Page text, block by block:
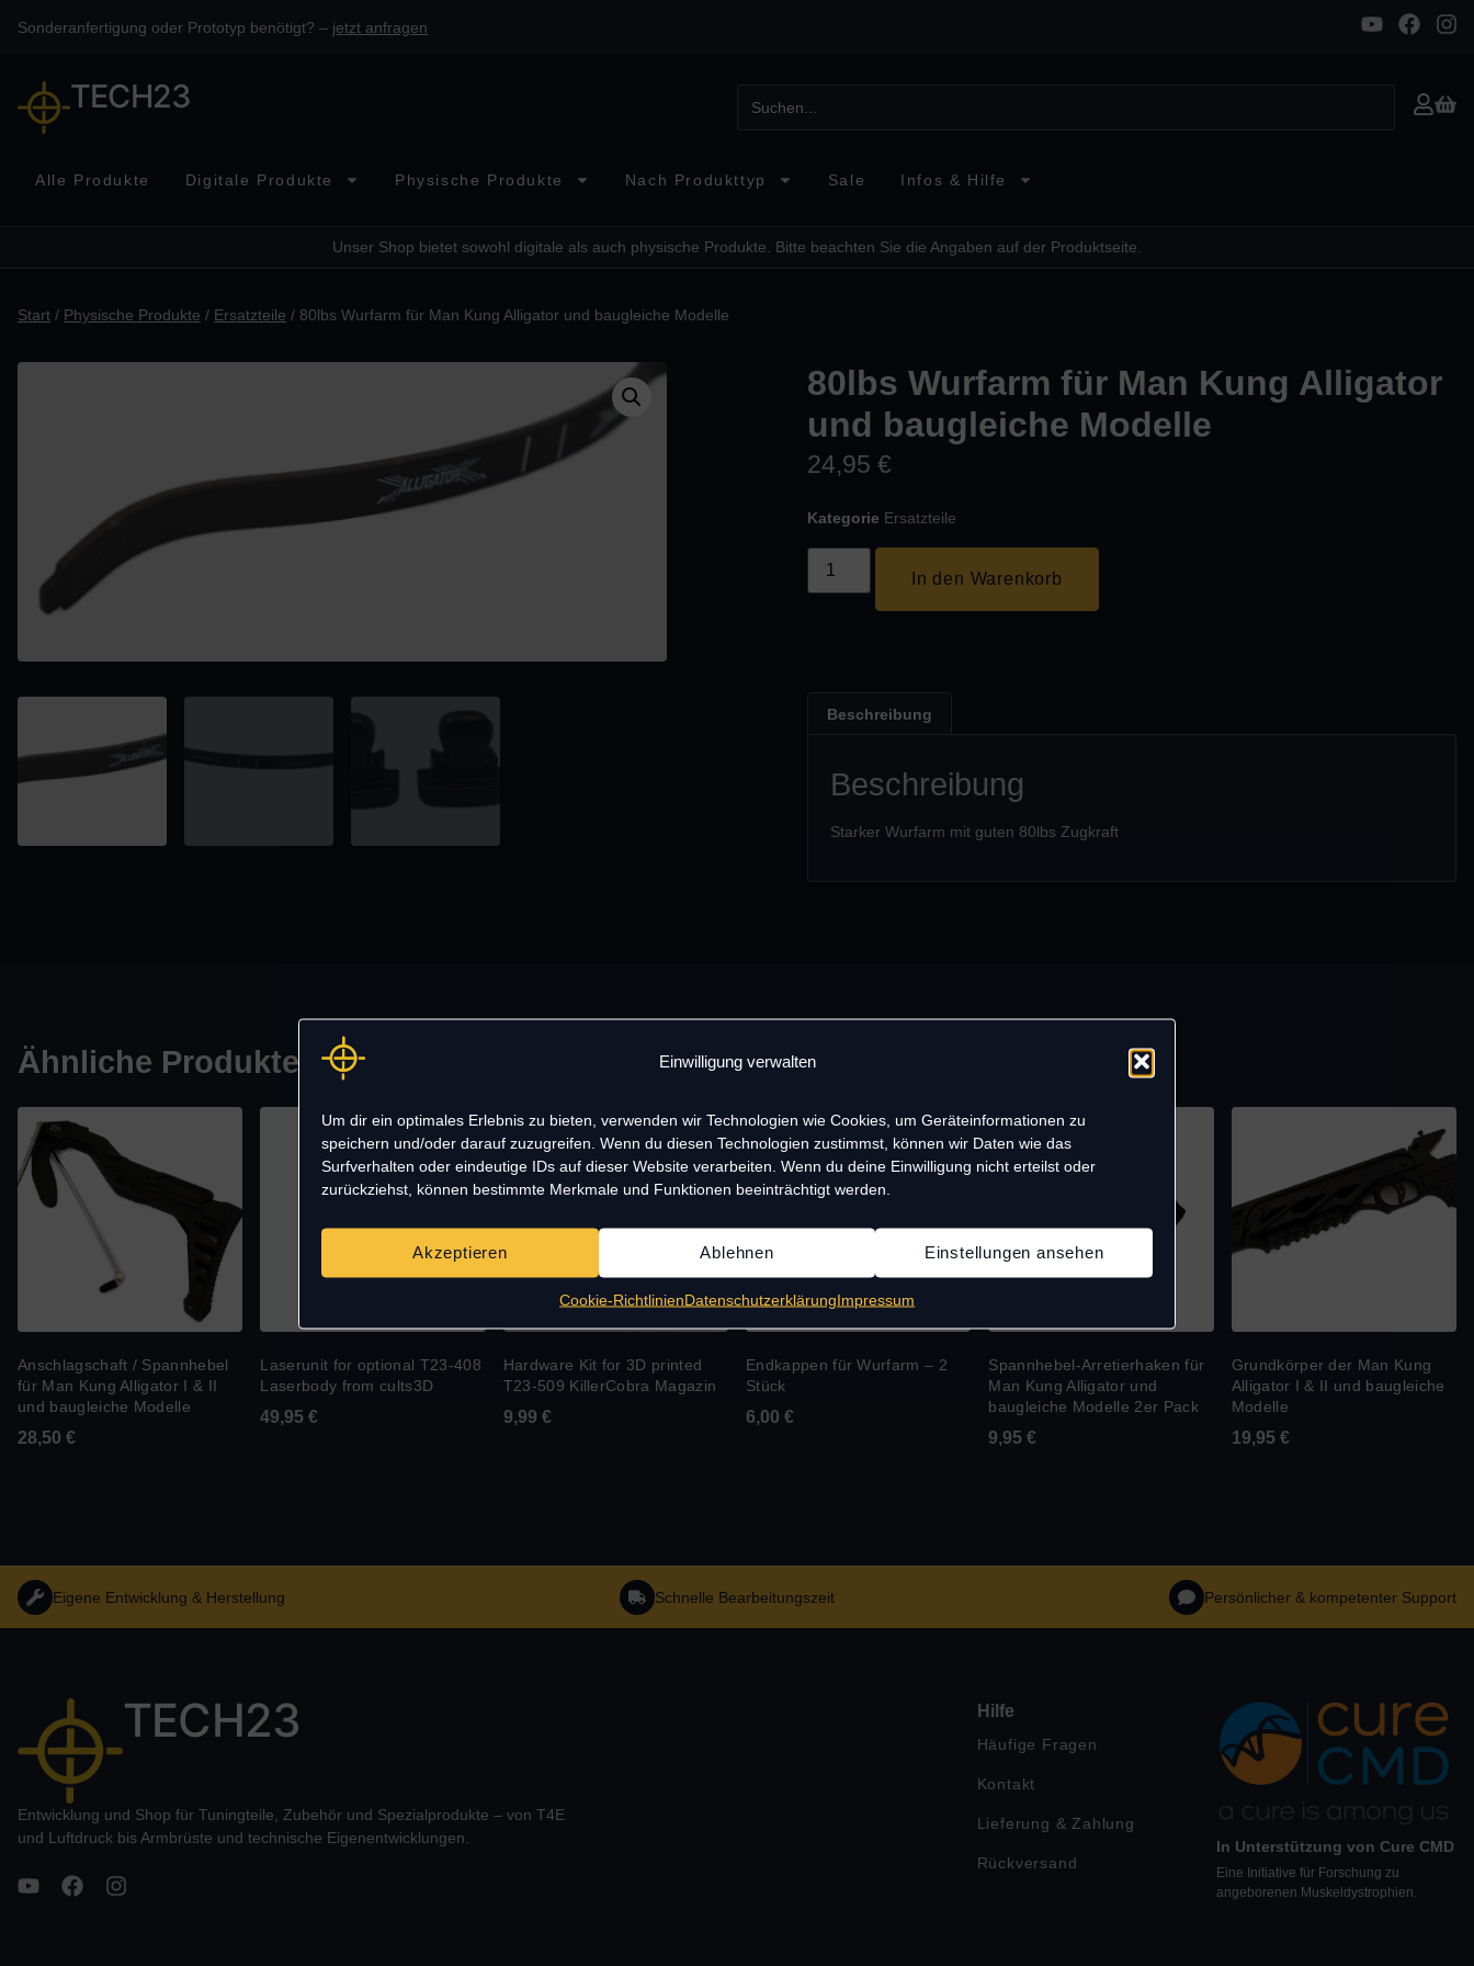
Einwilligung verwalten
Um dir ein optimales Erlebnis zu bieten, verwenden wir Technologien wie Cookies, um Geräteinformationen zu
speichern und/oder darauf zuzugreifen. Wenn du diesen Technologien zustimmst, können wir Daten wie das
Surfverhalten oder eindeutige IDs auf dieser Website verarbeiten. Wenn du deine Einwilligung nicht erteilst oder
zurückziehst, können bestimmte Merkmale und Funktionen beeinträchtigt werden.
Akzeptieren Ablehnen Einstellungen ansehen
Cookie-RichtlinienDatenschutzerklärungImpressum
Sonderanfertigung oder Prototyp benötigt? – jetzt anfragen
TECH23
Alle Produkte Digitale Produkte Physische Produkte Nach Produkttyp Sale Infos & Hilfe
Unser Shop bietet sowohl digitale als auch physische Produkte. Bitte beachten Sie die Angaben auf der Produktseite.
Start / Physische Produkte / Ersatzteile / 80lbs Wurfarm für Man Kung Alligator und baugleiche Modelle
80lbs Wurfarm für Man Kung Alligator
und baugleiche Modelle
24,95 €
Kategorie Ersatzteile
In den Warenkorb
Beschreibung
Beschreibung
Starker Wurfarm mit guten 80lbs Zugkraft
Ähnliche Produkte
Anschlagschaft / Spannhebel
für Man Kung Alligator I & II
und baugleiche Modelle
28,50 €
Laserunit for optional T23-408
Laserbody from cults3D
49,95€
Hardware Kit for 3D printed
T23-509 KillerCobra Magazin
9,99 €
Endkappen für Wurfarm – 2
Stück
6,00 €
Spannhebel-Arretierhaken für
Man Kung Alligator und
baugleiche Modelle 2er Pack
9,95€
Grundkörper der Man Kung
Alligator I & II und baugleiche
Modelle
19,95 €
Eigene Entwicklung & Herstellung Schnelle Bearbeitungszeit Persönlicher & kompetenter Support
TECH23
Entwicklung und Shop für Tuningteile, Zubehör und Spezialprodukte – von T4E
und Luftdruck bis Armbrüste und technische Eigenentwicklungen.
Hilfe
Häufige Fragen
Kontakt
Lieferung & Zahlung
Rückversand
In Unterstützung von Cure CMD
Eine Initiative für Forschung zu
angeborenen Muskeldystrophien.